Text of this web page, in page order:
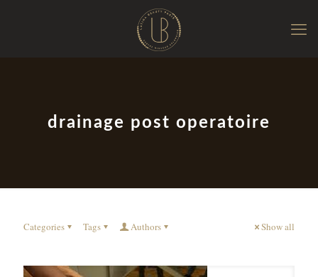
drainage post operatoire
Categories Tags Authors Show all